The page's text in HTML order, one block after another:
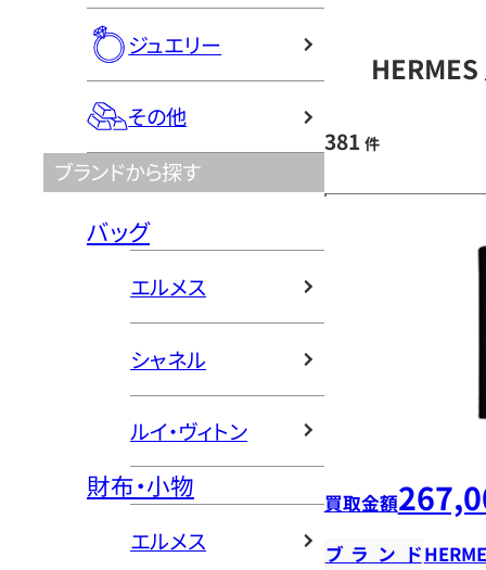
ジュエリー
その他
ブランドから探す
バッグ
エルメス
シャネル
ルイ・ヴィトン
財布・小物
エルメス
381 件
買取金額
ブランド